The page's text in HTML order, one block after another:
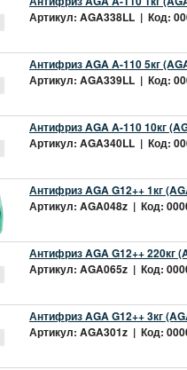
Артикул: AGA338LL | Код:
Антифриз AGA A-110 5кг
Артикул: AGA339LL | Код:
Антифриз AGA A-110 10кг
Артикул: AGA340LL | Код:
Антифриз AGA G12++ 1кг
Артикул: AGA048z | Код:
Антифриз AGA G12++ 220кг
Артикул: AGA065z | Код:
Антифриз AGA G12++ 3кг
Артикул: AGA301z | Код: